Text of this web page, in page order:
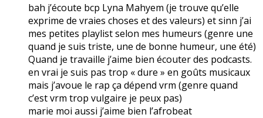
bah j’écoute bcp Lyna Mahyem (je trouve qu’elle
exprime de vraies choses et des valeurs) et sinn j’ai
mes petites playlist selon mes humeurs (genre une
quand je suis triste, une de bonne humeur, une été)
Quand je travaille j’aime bien écouter des podcasts.
en vrai je suis pas trop « dure » en goûts musicaux
mais j’avoue le rap ça dépend vrm (genre quand
c’est vrm trop vulgaire je peux pas)
marie moi aussi j’aime bien l’afrobeat